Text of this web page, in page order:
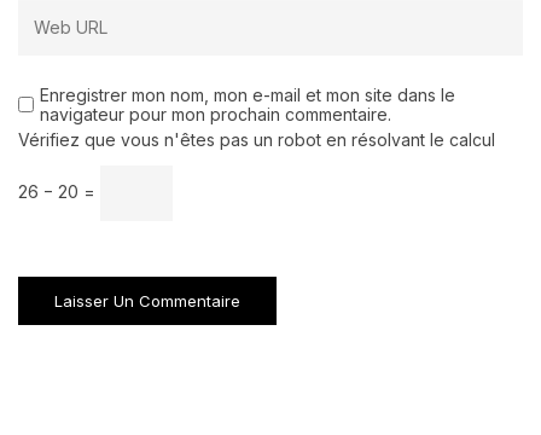
Enregistrer mon nom, mon e-mail et mon site dans le
navigateur pour mon prochain commentaire.
Vérifiez que vous n'êtes pas un robot en résolvant le calcul
26 − 20 =